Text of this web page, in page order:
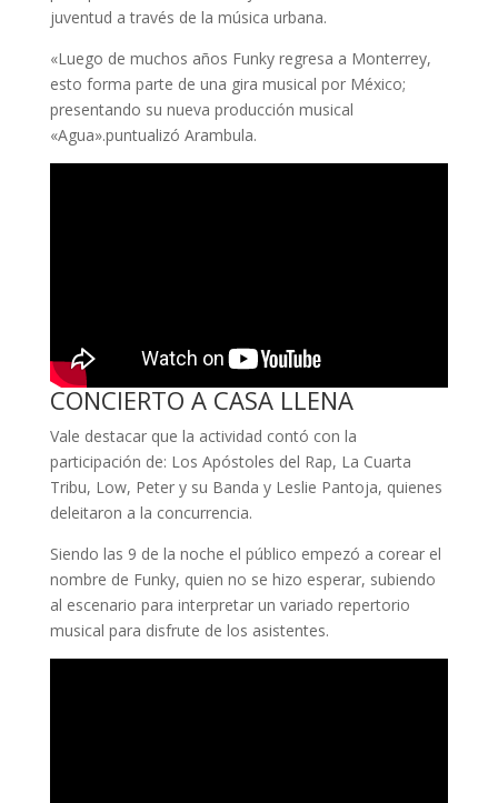
juventud a través de la música urbana.
«Luego de muchos años Funky regresa a Monterrey,
esto forma parte de una gira musical por México;
presentando su nueva producción musical
«Agua».puntualizó Arambula.
CONCIERTO A CASA LLENA
Vale destacar que la actividad contó con la
participación de: Los Apóstoles del Rap, La Cuarta
Tribu, Low, Peter y su Banda y Leslie Pantoja, quienes
deleitaron a la concurrencia.
Siendo las 9 de la noche el público empezó a corear el
nombre de Funky, quien no se hizo esperar, subiendo
al escenario para interpretar un variado repertorio
musical para disfrute de los asistentes.